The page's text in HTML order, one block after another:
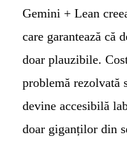
Gemini + Lean
care garantează că
doar plauzibile.
problemă rezolvată
devine accesibilă
doar giganților din